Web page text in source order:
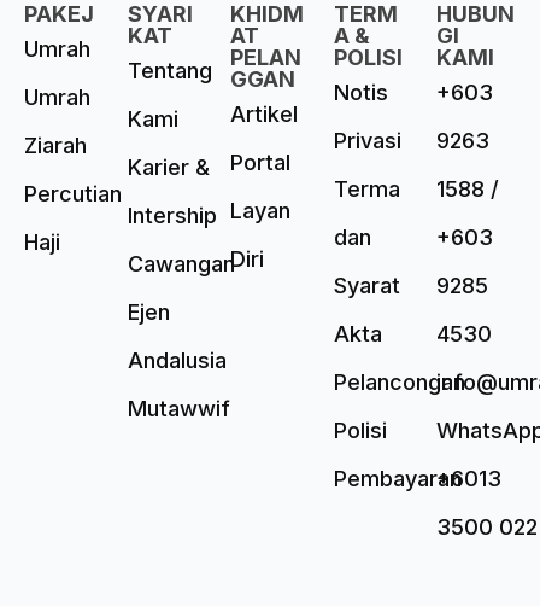
PAKEJ
Umrah
Umrah
Ziarah
Percutian
Haji
SYARI
KAT
Tentang
Kami
Karier &
Intership
Cawangan
Ejen
Andalusia
Mutawwif
KHIDM
AT
PELAN
GGAN
Artikel
Portal
Layan
Diri
TERM
A &
POLISI
Notis
Privasi
Terma
dan
Syarat
Akta
Pelancongan
Polisi
Pembayaran
HUBUN
GI
KAMI
+603
9263
1588 /
+603
9285
4530
+6013
3500 022